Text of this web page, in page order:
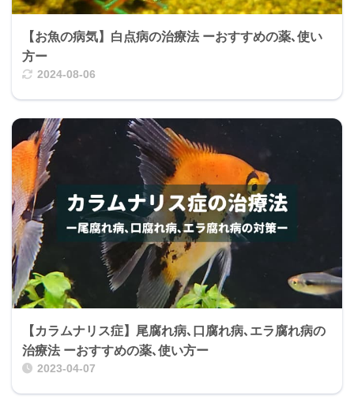
【お魚の病気】白点病の治療法 ーおすすめの薬､使い
方ー
2024-08-06
【カラムナリス症】尾腐れ病､口腐れ病､エラ腐れ病の
治療法 ーおすすめの薬､使い方ー
2023-04-07